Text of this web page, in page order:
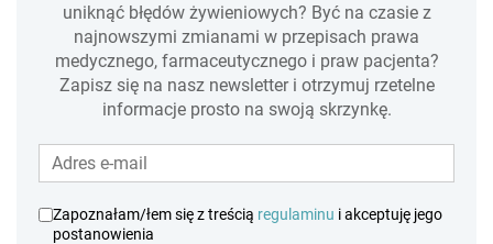
uniknąć błędów żywieniowych? Być na czasie z
najnowszymi zmianami w przepisach prawa
medycznego, farmaceutycznego i praw pacjenta?
Zapisz się na nasz newsletter i otrzymuj rzetelne
informacje prosto na swoją skrzynkę.
Zapoznałam/łem się z treścią regulaminu i akceptuję jego
postanowienia